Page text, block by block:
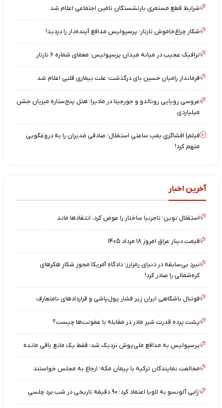
شرایط قطع مستمری بازنشستگان تامین اجتماعی اعلام شد
شکار چراغ‌خاموش تارتار؛ پرسپولیس مدافع آینده‌دار را دزدید!
ترافیک عجیب در میانه میدان پرسپولیس؛ معمای شماره ۶ تارتار
فرماندار رامیان حسین بای درگذشت؛ علت بیماری قلبی اعلام شد
عروسی رویایی رونالدو و جورجینا در مادیرا؛ هتل پنج‌ستاره میزبان جشن
میلیاردی
فیلم| افشاگریِ بمبِ ساعتیِ استقلال؛ صادقی مدیران را به دروغگویی
متهم کرد!
آخرین اخبار
استقلال نوین؛ تاجرنیا ساختار را عوض کرد، انتقادها ماند
قیمت دینار عراق امروز ۱۸ مرداد ۱۴۰۵
نبردِ بی‌سابقه در دنیای رمزارز؛ دادگاهِ آمریکا مجوزِ شکارِ هکرهای
کره‌شمالی را صادر کرد!
فوتبال باشگاهی ایران زیر فشار پول‌پاشی و قراردادهای نامتعارف
پشت پرده قدرت شیر مادر در مقابله با عفونت‌ها چیست؟
پرسپولیس به مدافع ملی‌پوش نزدیک شد؛ فقط یک مانع باقی مانده
مخالفت نمایندگان ترکیه با پیمان مکه؛ ارجاع به مجلس خواستند
ژابی آلونسو به لاویا اعتماد کرد؛ ۹۰ دقیقه تاریخی در شب برد چلسی